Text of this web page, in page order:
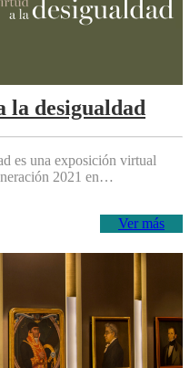
la desigualdad
es una exposición virtual
2021 en…
Ver más